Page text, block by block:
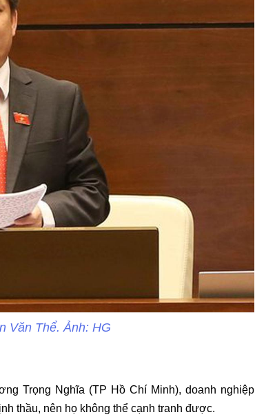
Văn Thể. Ảnh: HG
Trọng Nghĩa (TP Hồ Chí Minh), doanh nghiệp
thầu, nên họ không thể cạnh tranh được.